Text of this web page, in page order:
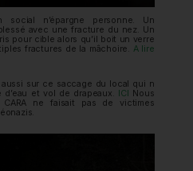
n’épargne personne. Un
avec une fracture du nez. Un
pour cible alors qu’il boit un verre
fractures de la mâchoire. A lire
sur ce saccage du local qui n
et vol de drapeaux.
ICI Nous
CARA ne faisait pas de victimes